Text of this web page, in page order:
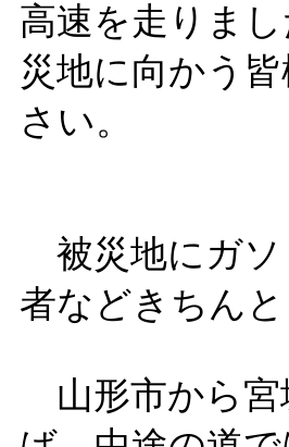
高速を走りま
災地に向かう
さい。
被災地にガソ
者などきちん
山形市から宮